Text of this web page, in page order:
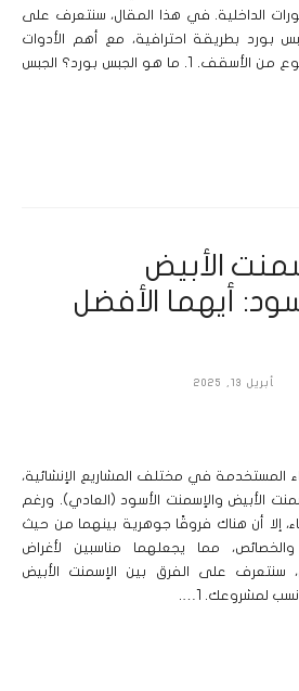
الداخلية. في هذا المقال، سنتعرف على
بطريقة احترافية، مع أهم الأدوات
المستخدمة، وفوائد هذا النوع من الأسقف. 1. ما هو الجبس بورد؟ الجبس
الأبيض
أيهما الأفضل
أبريل 13, 2025
المستخدمة في مختلف المشاريع الإنشائية،
الأبيض والإسمنت الأسود (العادي). ورغم
إلا أن هناك فروقًا جوهرية بينهما من حيث
والخصائص، مما يجعلهما مناسبين لأغراض
سنتعرف على الفرق بين الإسمنت الأبيض
لمشروعك. 1….